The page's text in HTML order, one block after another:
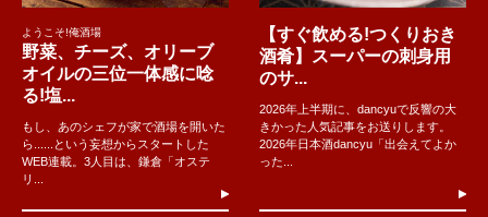
ようこそ!俺酒場
野菜、チーズ、オリーブ
オイルの三位一体感に唸
る!塩...
もし、あのシェフが家で酒場を開いた
ら......という妄想からスタートした
WEB連載。3人目は、鎌倉「オステ
リ...
【すぐ飲める!つくりおき
酒肴】スーパーの刺身用
のサ...
2026年上半期に、dancyuで反響の大
きかった人気記事をお送りします。
2026年日本酒dancyu「出会えてよか
った...